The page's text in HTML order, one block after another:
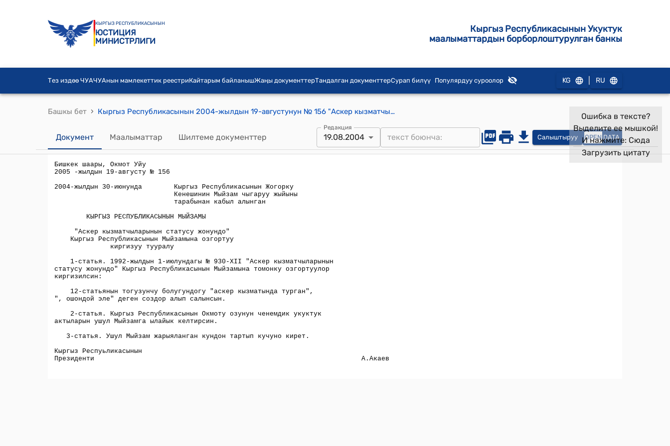
КЫРГЫЗ РЕСПУБЛИКАСЫНЫН
ЮСТИЦИЯ
МИНИСТРЛИГИ
Кыргыз Республикасынын Укуктук
маалыматтардын борборлоштурулган банкы
Тез издөө ЧУАЧУАнын мамлекеттик реестриКайтарым байланышЖаңы документтерТандалган документтерСурап билүү Популярдуу суроолор KG RU
Башкы бет › Кыргыз Республикасынын 2004-жылдын 19-августунун № 156 "Аскер кызматчыларынын статусу жонундо" Кыргыз Республикасынын Мыйзамына озгортуу киргизуу тууралу" Мыйзамы
Документ Маалыматтар Шилтеме документтер
Редакция
19.08.2004 Салыштыруу OPEN DATA
Ошибка в тексте?
Выделите ее мышкой!
И нажмите: Сюда
Загрузить цитату